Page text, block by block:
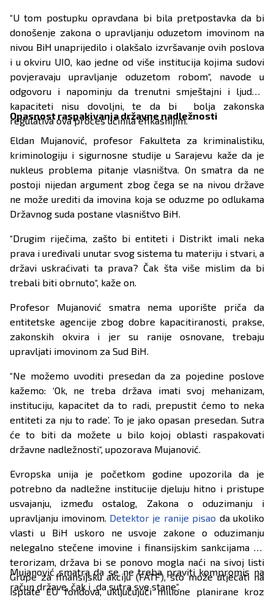
“U tom postupku opravdana bi bila pretpostavka da bi
donošenje zakona o upravljanju oduzetom imovinom na
nivou BiH unaprijedilo i olakšalo izvršavanje ovih poslova
i u okviru UIO, kao jedne od više institucija kojima sudovi
povjeravaju upravljanje oduzetom robom“, navode u
odgovoru i napominju da trenutni smještajni i ljudski
kapaciteti nisu dovoljni, te da bi bolja zakonska
regulativa ova proces učinila efikasnijim.
Opasnost raspakivanja državne nadležnosti
Eldan Mujanović, profesor Fakulteta za kriminalistiku,
kriminologiju i sigurnosne studije u Sarajevu kaže da je
nukleus problema pitanje vlasništva. On smatra da ne
postoji nijedan argument zbog čega se na nivou države
ne može urediti da imovina koja se oduzme po odlukama
Državnog suda postane vlasništvo BiH.
“Drugim riječima, zašto bi entiteti i Distrikt imali neka
prava i uređivali unutar svog sistema tu materiju i stvari, a
državi uskraćivati ta prava? Čak šta više mislim da bi
trebali biti obrnuto“, kaže on.
Profesor Mujanović smatra nema uporište priča da
entitetske agencije zbog dobre kapacitiranosti, prakse,
zakonskih okvira i jer su ranije osnovane, trebaju
upravljati imovinom za Sud BiH.
“Ne možemo uvoditi presedan da za pojedine poslove
kažemo: ‘Ok, ne treba država imati svoj mehanizam,
instituciju, kapacitet da to radi, prepustit ćemo to neka
entiteti za nju to rade’. To je jako opasan presedan. Sutra
će to biti da možete u bilo kojoj oblasti raspakovati
državne nadležnosti“, upozorava Mujanović.
Evropska unija je početkom godine upozorila da je
potrebno da nadležne institucije djeluju hitno i pristupe
usvajanju, između ostalog, Zakona o oduzimanju i
upravljanju imovinom. Detektor je ranije pisao da ukoliko
vlasti u BiH uskoro ne usvoje zakone o oduzimanju
nelegalno stečene imovine i finansijskim sankcijama za
terorizam, država bi se ponovo mogla naći na sivoj listi
Grupe za finansijsku akciju (FATF), što može utjecati na
isplate EU fondova, uključujući milione planirane kroz
Mujanović smatra da se ne treba praviti kompromis na
račun države, čak i „da sutra sve stane“.